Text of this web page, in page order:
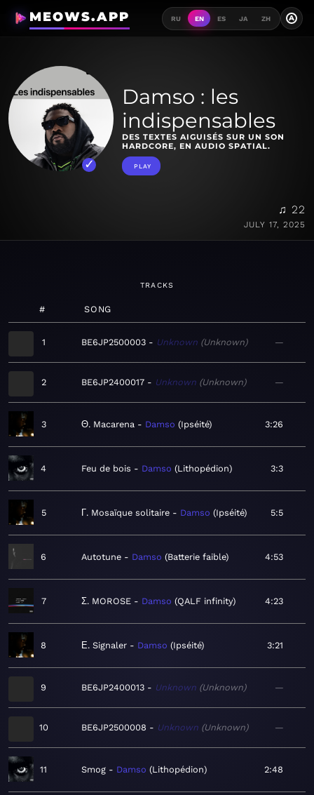
MEOWS.APP RU EN ES JA ZH A
Damso : les
indispensables
DES TEXTES AIGUISÉS SUR UN SON
HARDCORE, EN AUDIO SPATIAL.
PLAY
♫ 22
JULY 17, 2025
TRACKS
# SONG
1 BE6JP2500003 Unknown Unknown —
2 BE6JP2400017 Unknown Unknown —
3 Θ. Macarena Damso Ipséité 3:26
4 Feu de bois Damso Lithopédion 3:3
5 Γ. Mosaïque solitaire Damso Ipséité 5:5
6 Autotune Damso Batterie faible 4:53
7 Σ. MOROSE Damso QALF infinity 4:23
8 Ε. Signaler Damso Ipséité 3:21
9 BE6JP2400013 Unknown Unknown —
10 BE6JP2500008 Unknown Unknown —
11 Smog Damso Lithopédion 2:48